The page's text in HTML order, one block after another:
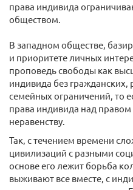
права индивида
обществом.
В западном обществе,
и приоритете личных
проповедь свободы как
индивида без
семейных ограничений, то
права индивида над
неравенству.
Так, с течением времени
цивилизаций с разными
основе его лежит борьба
выживают все вместе, с